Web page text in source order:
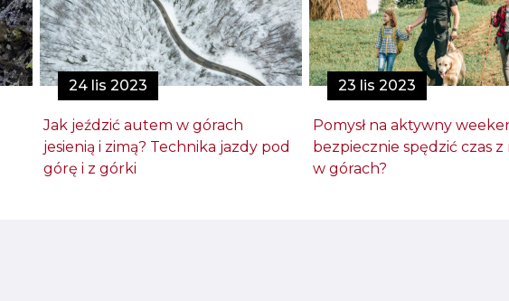
24 lis 2023
Jak jeździć autem w górach
jesienią i zimą? Technika jazdy pod
górę i z górki
23 lis 2023
Pomysł na aktywny
bezpiecznie spędzić czas z
w górach?